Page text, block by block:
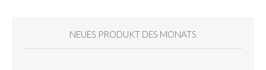
NEUES PRODUKT DES MONATS